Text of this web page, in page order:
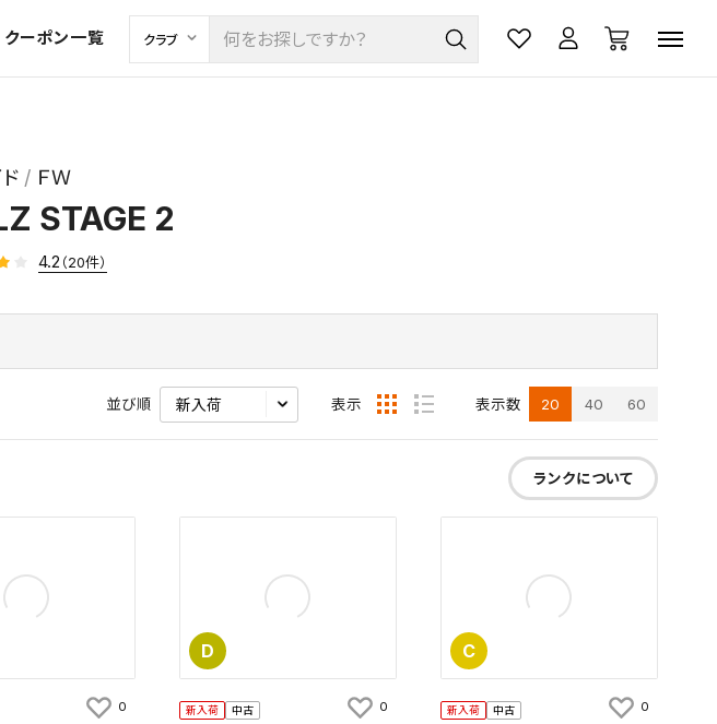
クーポン一覧
ＦＷ
STAGE 2
4.2 （20件）
並び順 表示 表示数 20 40 60
ランクについて
0
D
新入荷 中古 0
C
新入荷 中古 0